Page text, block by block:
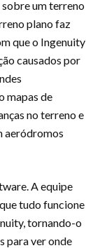
um terreno
plano faz
que o Ingenuity
causados ​​por
mapas de
no terreno e
aeródromos
A equipe
tudo funcione
tornando-o
para ver onde